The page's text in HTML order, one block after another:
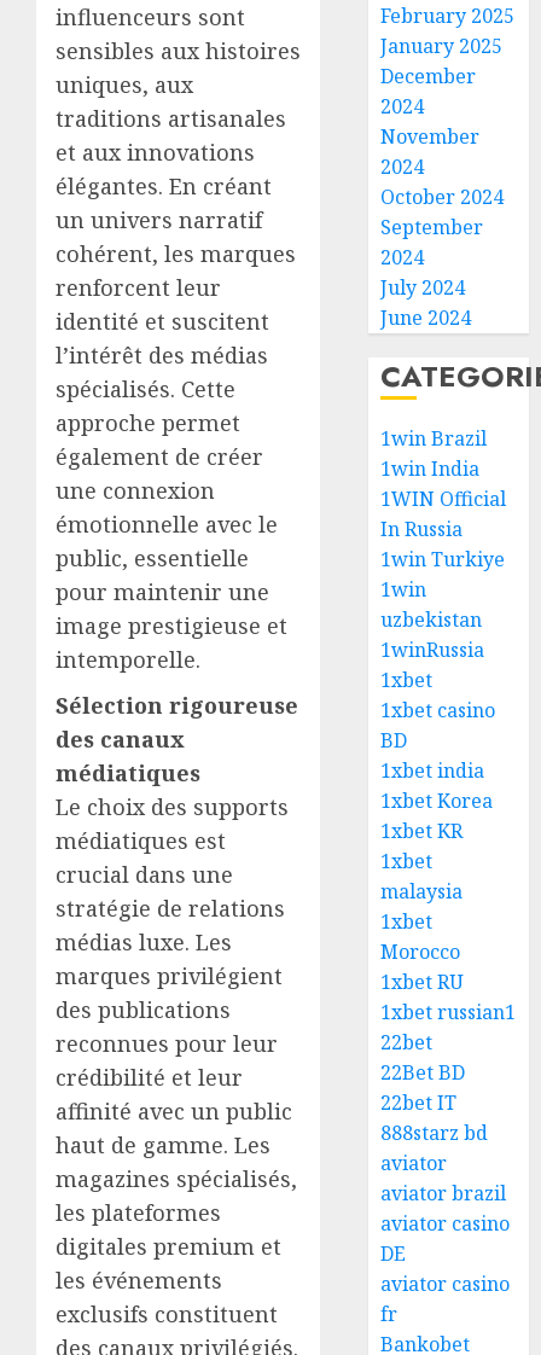
influenceurs sont
sensibles aux histoires
uniques, aux
traditions artisanales
et aux innovations
élégantes. En créant
un univers narratif
cohérent, les marques
renforcent leur
identité et suscitent
l’intérêt des médias
spécialisés. Cette
approche permet
également de créer
une connexion
émotionnelle avec le
public, essentielle
pour maintenir une
image prestigieuse et
intemporelle.
Sélection rigoureuse
des canaux
médiatiques
Le choix des supports
médiatiques est
crucial dans une
stratégie de relations
médias luxe. Les
marques privilégient
des publications
reconnues pour leur
crédibilité et leur
affinité avec un public
haut de gamme. Les
magazines spécialisés,
les plateformes
digitales premium et
les événements
exclusifs constituent
des canaux privilégiés.
February 2025
January 2025
December
2024
November
2024
October 2024
September
2024
July 2024
June 2024
1win Brazil
1win India
1WIN Official
In Russia
1win Turkiye
1win
uzbekistan
1winRussia
1xbet
1xbet casino
BD
1xbet india
1xbet Korea
1xbet KR
1xbet
malaysia
1xbet
Morocco
1xbet RU
1xbet russian1
22bet
22Bet BD
22bet IT
888starz bd
aviator
aviator brazil
aviator casino
DE
aviator casino
fr
Bankobet